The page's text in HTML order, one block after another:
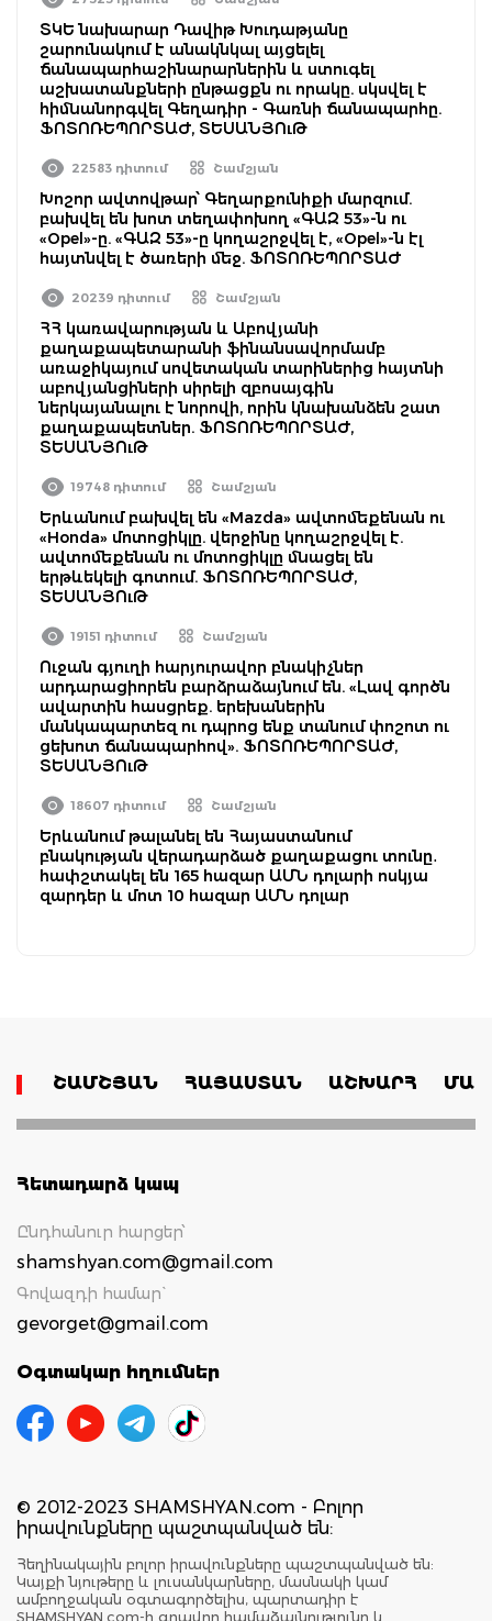
ՏԿԵ նախարար Դավիթ Խուդաթյանը
շարունակում է անակնկալ այցելել
ճանապարհաշինարարներին և ստուգել
աշխատանքների ընթացքն ու որակը. սկսվել է
հիմնանորգվել Գեղադիր - Գառնի ճանապարհը.
ՖՈՏՈՌԵՊՈՐՏԱԺ, ՏԵՍԱՆՅՈւԹ
22583 դիտում Շամշյան
Խոշոր ավտովթար՝ Գեղարքունիքի մարզում.
բախվել են խոտ տեղափոխող «ԳԱԶ 53»-ն ու
«Opel»-ը. «ԳԱԶ 53»-ը կողաշրջվել է, «Opel»-ն էլ
հայտնվել է ծառերի մեջ. ՖՈՏՈՌԵՊՈՐՏԱԺ
20239 դիտում Շամշյան
ՀՀ կառավարության և Աբովյանի
քաղաքապետարանի ֆինանսավորմամբ
առաջիկայում սովետական տարիներից հայտնի
աբովյանցիների սիրելի զբոսայգին
ներկայանալու է նորովի, որին կնախանձեն շատ
քաղաքապետներ. ՖՈՏՈՌԵՊՈՐՏԱԺ,
ՏԵՍԱՆՅՈւԹ
19748 դիտում Շամշյան
Երևանում բախվել են «Mazda» ավտոմեքենան ու
«Honda» մոտոցիկլը. վերջինը կողաշրջվել է.
ավտոմեքենան ու մոտոցիկլը մնացել են
երթևեկելի գոտում. ՖՈՏՈՌԵՊՈՐՏԱԺ,
ՏԵՍԱՆՅՈւԹ
19151 դիտում Շամշյան
Ուջան գյուղի հարյուրավոր բնակիչներ
արդարացիորեն բարձրաձայնում են. «Լավ գործն
ավարտին հասցրեք. երեխաներին
մանկապարտեզ ու դպրոց ենք տանում փոշոտ ու
ցեխոտ ճանապարհով». ՖՈՏՈՌԵՊՈՐՏԱԺ,
ՏԵՍԱՆՅՈւԹ
18607 դիտում Շամշյան
Երևանում թալանել են Հայաստանում
բնակության վերադարձած քաղաքացու տունը․
հափշտակել են 165 հազար ԱՄՆ դոլարի ոսկյա
զարդեր և մոտ 10 հազար ԱՄՆ դոլար
ՇԱՄՇՅԱՆ ՀԱՅԱՍՏԱՆ ԱՇԽԱՐՀ
Հետադարձ կապ
Ընդհանուր հարցեր՝
shamshyan.com@gmail.com
Գովազդի համար`
gevorget@gmail.com
Օգտակար հղումներ
© 2012-2023 SHAMSHYAN.com - Բոլոր
իրավունքները պաշտպանված են:
Հեղինակային բոլոր իրավունքները պաշտպանված են:
Կայքի նյութերը և լուսանկարները, մասնակի կամ
ամբողջական օգտագործելիս, պարտադիր է
SHAMSHYAN.com-ի գրավոր համաձայնությունը և